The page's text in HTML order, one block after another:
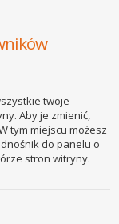
twoje
Aby je zmienić,
tym miejscu możesz
do panelu o
stron witryny.